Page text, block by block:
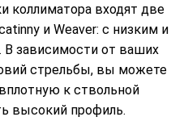
коллиматора входят две
и Weaver: с низким и
зависимости от ваших
стрельбы, вы можете
к ствольной
высокий профиль.